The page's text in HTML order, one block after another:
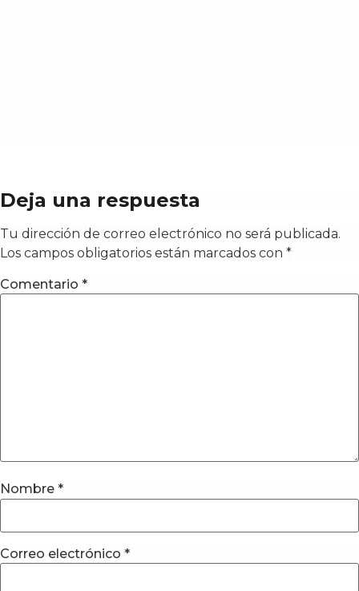
Deja una respuesta
Tu dirección de correo electrónico no será publicada.
Los campos obligatorios están marcados con *
Comentario *
Nombre *
Correo electrónico *